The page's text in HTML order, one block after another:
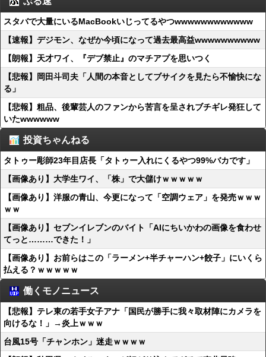
スタバで大量にいるMacBookいじってるやつwwwwwwwwwwww
【速報】デジモン、なぜか今頃になって過去最高益wwwwwwwwww
【朗報】天才ワイ、『デブ禁止』のマチアプを思いつく
【悲報】岡田斗司夫「人間の本音としてブサイクを見たら不愉快にな
る」
【悲報】粗品、後輩芸人のファンから苦言を呈されブチギレ発狂して
いたwwwwww
投資ちゃんねる
タトゥー彫師23年目店長「タトゥー入れにくるやつ99%バカです」
【画像あり】大学生ワイ、「株」で大儲けｗｗｗｗｗ
【画像あり】洋服の青山、今更になって「空調ウェア」を発売ｗｗｗ
ｗｗ
【画像あり】セブンイレブンのバイト「AIにちいかわの画像を食わせ
てっと………できた！」
【画像あり】お前らはこの「ラーメン+半チャーハン+餃子」にいくら
払える？ｗｗｗｗｗ
働くモノニュース
【悲報】テレ東の若手女子アナ「国民が勝手に我々取材陣にカメラを
向けるな！」→炎上ｗｗｗ
台風15号「チャンホン」迷走ｗｗｗｗ